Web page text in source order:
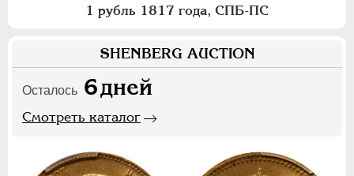
1 рубль 1817 года, СПБ-ПС
SHENBERG AUCTION
Осталось 6дней
Смотреть каталог